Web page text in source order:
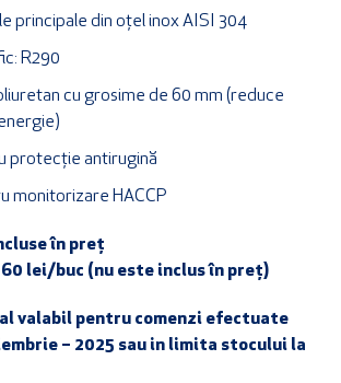
principale din oțel inox AISI 304
R290
cu grosime de 60 mm (reduce
protecție antirugină
monitorizare HACCP
în preț
60 lei/buc (nu este inclus în preț)
valabil pentru comenzi efectuate
– 2025 sau in limita stocului la